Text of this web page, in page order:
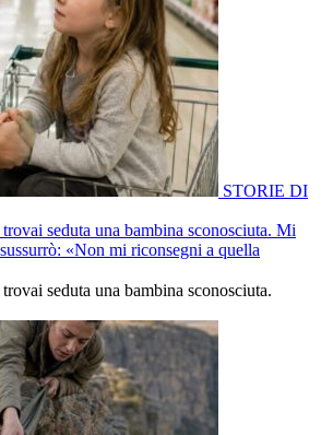
STORIE DI
seduta una bambina sconosciuta. Mi
«Non mi riconsegni a quella
seduta una bambina sconosciuta.